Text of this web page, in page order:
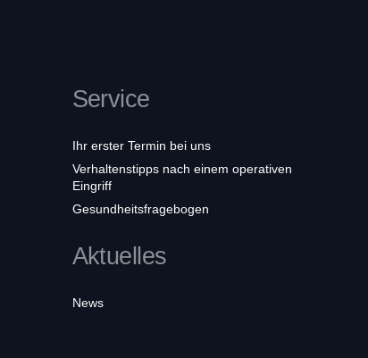
Service
Ihr erster Termin bei uns
Verhaltenstipps nach einem operativen
Eingriff
Gesundheitsfragebogen
Aktuelles
News